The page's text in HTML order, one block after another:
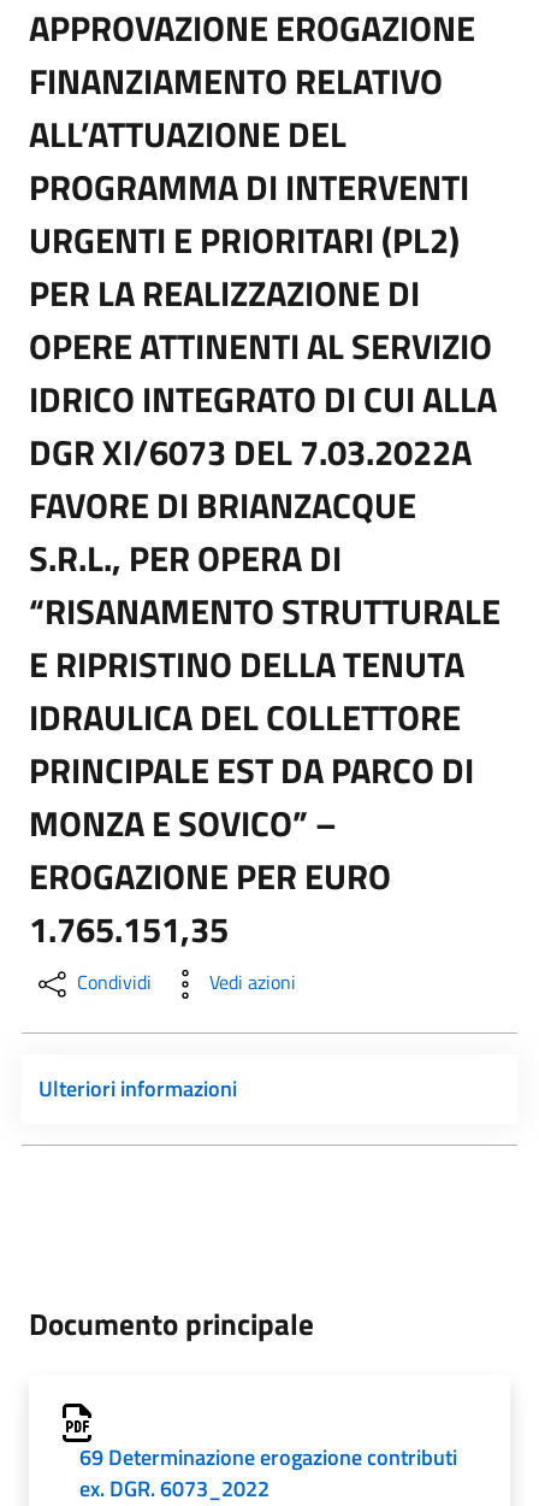
APPROVAZIONE EROGAZIONE
FINANZIAMENTO RELATIVO
ALL’ATTUAZIONE DEL
PROGRAMMA DI INTERVENTI
URGENTI E PRIORITARI (PL2)
PER LA REALIZZAZIONE DI
OPERE ATTINENTI AL SERVIZIO
IDRICO INTEGRATO DI CUI ALLA
DGR XI/6073 DEL 7.03.2022A
FAVORE DI BRIANZACQUE
S.R.L., PER OPERA DI
“RISANAMENTO STRUTTURALE
E RIPRISTINO DELLA TENUTA
IDRAULICA DEL COLLETTORE
PRINCIPALE EST DA PARCO DI
MONZA E SOVICO” –
EROGAZIONE PER EURO
1.765.151,35
Condividi Vedi azioni
Ulteriori informazioni
Documento principale
69 Determinazione erogazione contributi
ex. DGR. 6073_2022